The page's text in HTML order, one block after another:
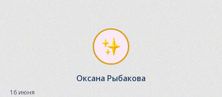
Оксана Рыбакова
16 июня